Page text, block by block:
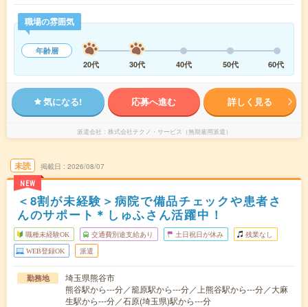
職場の雰囲気
年齢層
20代
30代 40代 50代 60代
気になる! 応募へ進む 詳しく見る
派遣会社 株式会社テクノ・サービス（無期雇用派遣）
未読
NEW
掲載日 2026/08/07
＜8割が未経験＞病院で備品チェックや患者さ
んのサポート＊しゅふさん活躍中！
職種未経験OK 交通費別途支給あり 土日祝日が休み 残業なし
WEB登録OK 派遣
勤務地
埼玉県熊谷市
熊谷駅から---分／籠原駅から---分／上熊谷駅から---分／大麻
生駅から---分／石原(埼玉県)駅から---分